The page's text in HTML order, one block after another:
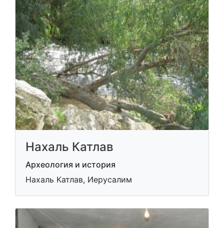
Нахаль Катлав
Археология и история
Нахаль Катлав, Иерусалим